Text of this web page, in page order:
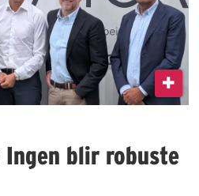
Ingen blir robuste